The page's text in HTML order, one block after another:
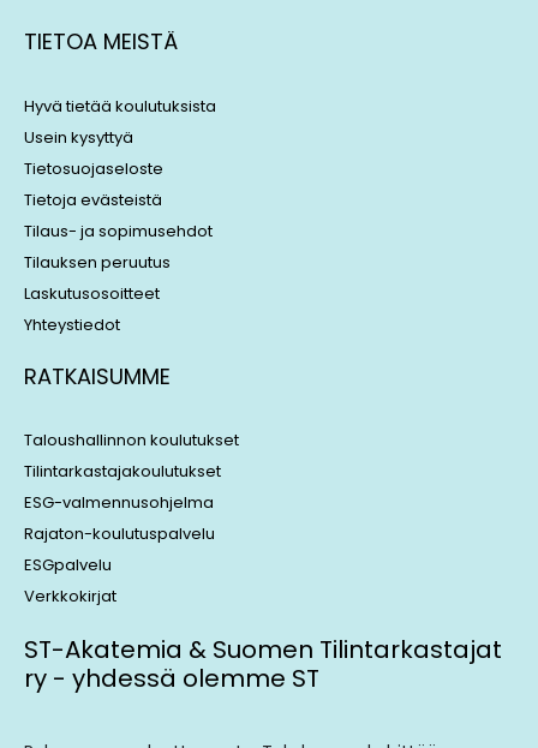
k
e
i
n
e
a
s
TIETOA MEISTÄ
Hyvä tietää koulutuksista
Usein kysyttyä
Tietosuojaseloste
Tietoja evästeistä
Tilaus- ja sopimusehdot
Tilauksen peruutus
Laskutusosoitteet
Yhteystiedot
RATKAISUMME
Taloushallinnon koulutukset
Tilintarkastajakoulutukset
ESG-valmennusohjelma
Rajaton-koulutuspalvelu
ESGpalvelu
Verkkokirjat
ST-Akatemia & Suomen Tilintarkastajat
ry - yhdessä olemme ST